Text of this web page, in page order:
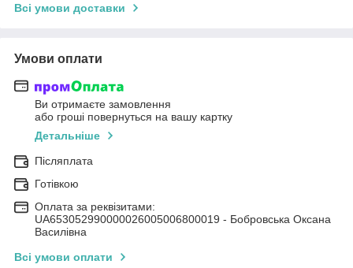
Всі умови доставки
Умови оплати
Ви отримаєте замовлення
або гроші повернуться на вашу картку
Детальніше
Післяплата
Готівкою
Оплата за реквізитами:
UA653052990000026005006800019 - Бобровська Оксана
Василівна
Всі умови оплати